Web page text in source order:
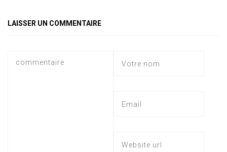
p m ok
LAISSER UN COMMENTAIRE